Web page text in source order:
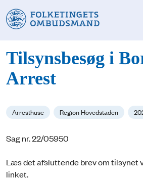
Tilsynsbesøg i
Arrest
Arresthuse Region Hovedstaden
Sag nr. 22/05950
Læs det afsluttende brev om tilsynet
linket.